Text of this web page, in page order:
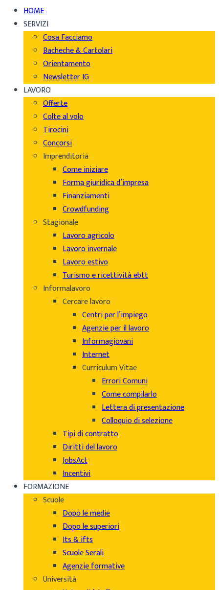
HOME
SERVIZI
Cosa Facciamo
Bacheche & Cartolari
Orientamento
Newsletter IG
LAVORO
Offerte
Colte al volo
Tirocini
Concorsi
Imprenditoria
Come iniziare
Forma giuridica d’impresa
Finanziamenti
Crowdfunding
Stagionale
Lavoro agricolo
Lavoro invernale
Lavoro estivo
Turismo e ricettività ebtt
Informalavoro
Cercare lavoro
Centri per l’impiego
Agenzie per il lavoro
Informagiovani
Internet
Curriculum Vitae
Errori Comuni
Come compilarlo
Lettera di presentazione
Colloquio di selezione
Tipi di contratto
Diritti del lavoro
JobsAct
Incentivi
FORMAZIONE
Scuole
Dopo le medie
Dopo le superiori
Its & ifts
Scuole Serali
Agenzie formative
Università